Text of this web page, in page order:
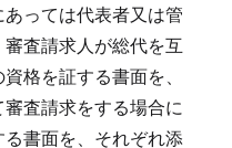
っては代表者又は管
査請求人が総代を互
格を証する書面を、
査請求をする場合に
書面を、それぞれ添